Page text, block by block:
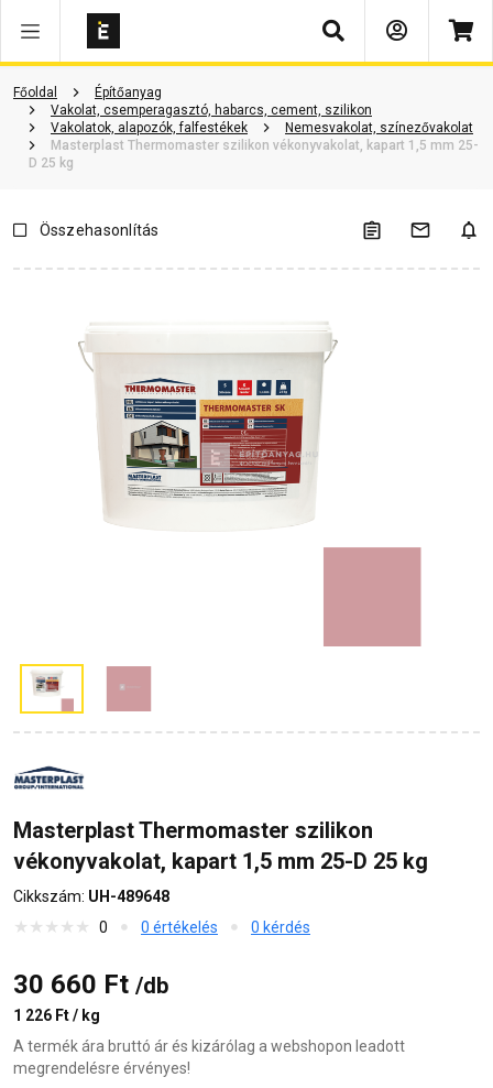
Keresés
Főoldal
Építőanyag
Vakolat, csemperagasztó, habarcs, cement, szilikon
Vakolatok, alapozók, falfestékek
Nemesvakolat, színezővakolat
Masterplast Thermomaster szilikon vékonyvakolat, kapart 1,5 mm 25-
D 25 kg
Vásárlói vélemények Kérdések és válaszok Kapcsolódó cikkek
Összehasonlítás
Masterplast Thermomaster szilikon
vékonyvakolat, kapart 1,5 mm 25-D 25 kg
Cikkszám: UH-489648
0
0 értékelés 0 kérdés
30 660 Ft /db
1 226 Ft / kg
A termék ára bruttó ár és kizárólag a webshopon leadott
megrendelésre érvényes!